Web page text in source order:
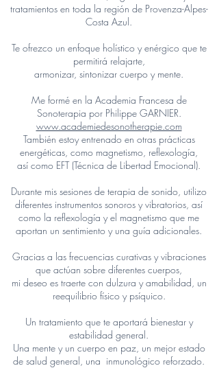
tratamientos en toda la región de Provenza-Alpes-
Costa Azul.
Te ofrezco un enfoque holístico y enérgico que te
permitirá relajarte,
armonizar, sintonizar cuerpo y mente.
Me formé en la Academia Francesa de
Sonoterapia por Philippe GARNIER.
www.academiedesonotherapie.com
También estoy entrenado en otras prácticas
energéticas, como magnetismo, reflexología,
así como EFT (Técnica de Libertad Emocional).
Durante mis sesiones de terapia de sonido, utilizo
diferentes instrumentos sonoros y vibratorios, así
como la reflexología y el magnetismo que me
aportan un sentimiento y una guía adicionales.
Gracias a las frecuencias curativas y vibraciones
que actúan sobre diferentes cuerpos,
mi deseo es traerte con dulzura y amabilidad, un
reequilibrio físico y psíquico.
Un tratamiento que te aportará bienestar y
estabilidad general.
Una mente y un cuerpo en paz, un mejor estado
de salud general, una inmunológico reforzado.